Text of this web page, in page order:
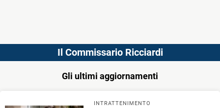
Il Commissario Ricciardi
Gli ultimi aggiornamenti
INTRATTENIMENTO